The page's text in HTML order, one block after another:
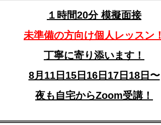
１時間20分 模擬面接
未準備の方向け個人レッスン！
丁寧に寄り添います！
8月11日15日16日17日18日〜
夜も自宅からZoom受講！